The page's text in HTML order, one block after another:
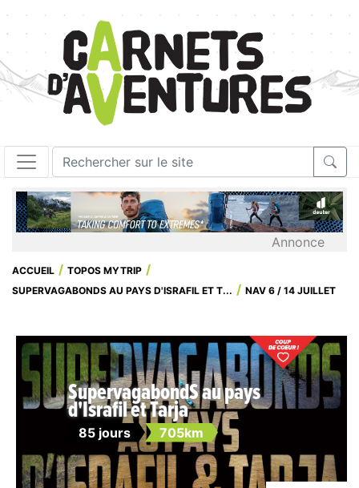
Annonce
ACCUEIL
TOPOS MYTRIP
SUPERVAGABONDS AU PAYS D'ISRAFIL ET T...
NAV 6 / 14 JUILLET
SupervagabondS au pays
d'Israfil et Tarja
85 jours 705km